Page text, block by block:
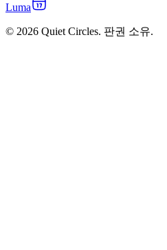
Luma
© 2026 Quiet Circles. 판권 소유.